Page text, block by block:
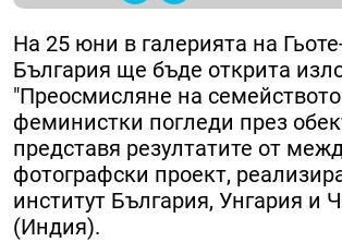
На 25 юни в галерията на
България ще бъде открита
"Преосмисляне на
феминистки погледи през
представя резултатите от
фотографски проект,
институт България, Унгария и
(Индия).